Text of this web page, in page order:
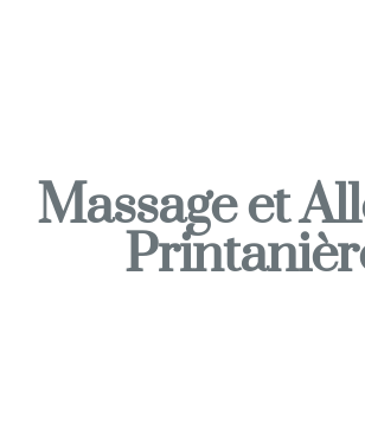
Massage et